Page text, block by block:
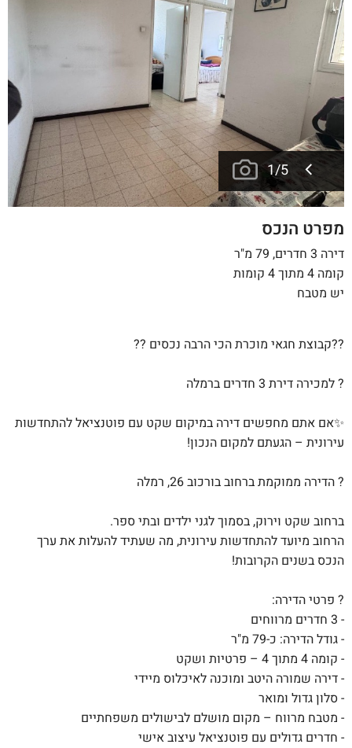
1/5
מפרט הנכס
דירה 3 חדרים, 79 מ"ר
קומה 4 מתוך 4 קומות
יש מטבח
??קבוצת חגאי מוכרת הכי הרבה נכסים ??
? למכירה דירת 3 חדרים ברמלה
✨️אם אתם מחפשים דירה במיקום שקט עם פוטנציאל להתחדשות
עירונית – הגעתם למקום הנכון!
? הדירה ממוקמת ברחוב בורכוב 26, רמלה
ברחוב שקט וירוק, בסמוך לגני ילדים ובתי ספר.
הרחוב מיועד להתחדשות עירונית, מה שעתיד להעלות את ערך
הנכס בשנים הקרובות!
? פרטי הדירה:
- 3 חדרים מרווחים
- גודל הדירה: כ-79 מ"ר
- קומה 4 מתוך 4 – פרטיות ושקט
- דירה שמורה היטב ומוכנה לאיכלוס מיידי
- סלון גדול ומואר
- מטבח מרווח – מקום מושלם לבישולים משפחתיים
- חדרים גדולים עם פוטנציאל עיצוב אישי